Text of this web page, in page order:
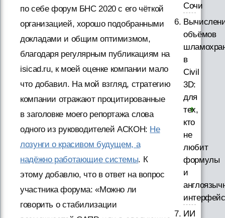
по себе форум БНС 2020 с его чёткой
организацией, хорошо подобранными
докладами и общим оптимизмом,
благодаря регулярным публикациям на
isicad.ru, к моей оценке компании мало
что добавил. На мой взгляд, стратегию
компании отражают процитированные
в заголовке моего репортажа слова
одного из руководителей АСКОН: Не
лозунги о красивом будущем, а
надёжно работающие системы. К
этому добавлю, что в ответ на вопрос
участника форума: «Можно ли
говорить о стабилизации
Сочи
объёмов
в
Civil
3D:
для
тех,
кто
не
любит
формулы
и
ИИ